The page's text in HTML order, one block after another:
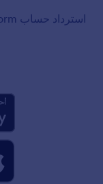
استرداد حساب Jotform